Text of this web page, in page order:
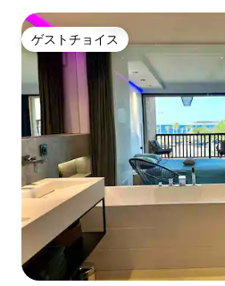
ゲストチョイス
ゲストチョイス